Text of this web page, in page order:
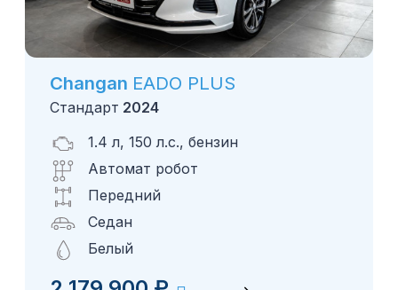
Changan EADO PLUS
Стандарт 2024
1.4 л, 150 л.с., бензин
Автомат робот
Передний
Седан
Белый